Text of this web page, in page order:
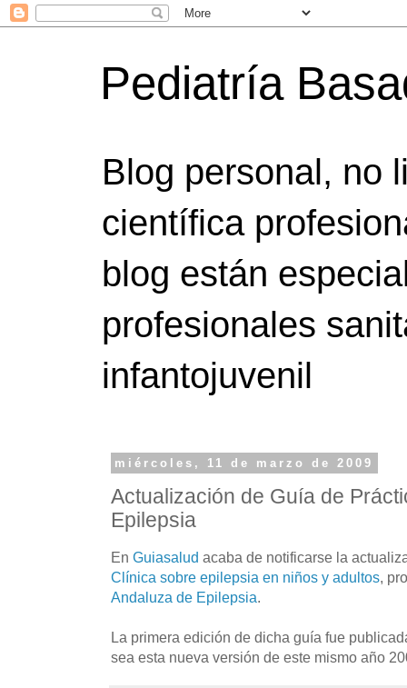
Pediatría
Blog personal, no
científica
blog están
profesionales
infantojuvenil
miércoles, 11 de marzo de 2009
Actualización de Guía de
Epilepsia
En Guiasalud acaba de notificarse la
Clínica sobre epilepsia en niños y adultos,
Andaluza de Epilepsia.
La primera edición de dicha guía fue
sea esta nueva versión de este mismo año